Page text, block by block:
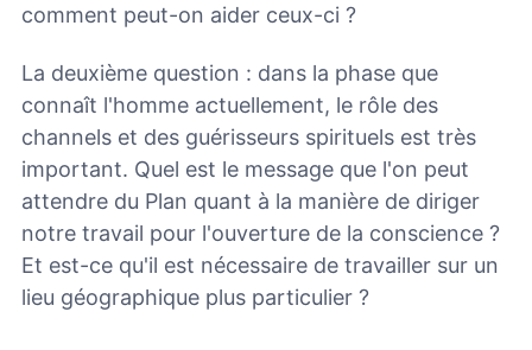
comment peut-on aider ceux-ci ?
La deuxième question : dans la phase que
connaît l'homme actuellement, le rôle des
channels et des guérisseurs spirituels est très
important. Quel est le message que l'on peut
attendre du Plan quant à la manière de diriger
notre travail pour l'ouverture de la conscience ?
Et est-ce qu'il est nécessaire de travailler sur un
lieu géographique plus particulier ?